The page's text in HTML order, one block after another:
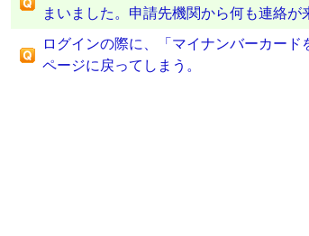
まいました。申請先機関から何も連絡が
ログインの際に、「マイナンバーカー
ページに戻ってしまう。